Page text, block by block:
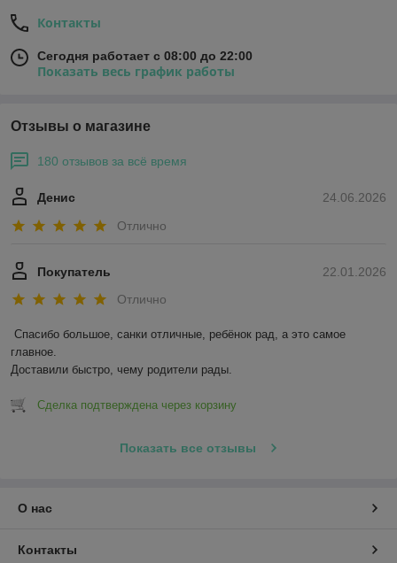
Контакты
Сегодня работает с 08:00 до 22:00
Показать весь график работы
Отзывы о магазине
180 отзывов за всё время
24.06.2026
Денис
Отлично
22.01.2026
Покупатель
Отлично
Спасибо большое, санки отличные, ребёнок рад, а это самое
главное.
Доставили быстро, чему родители рады.
Сделка подтверждена через корзину
Показать все отзывы
О нас
Контакты